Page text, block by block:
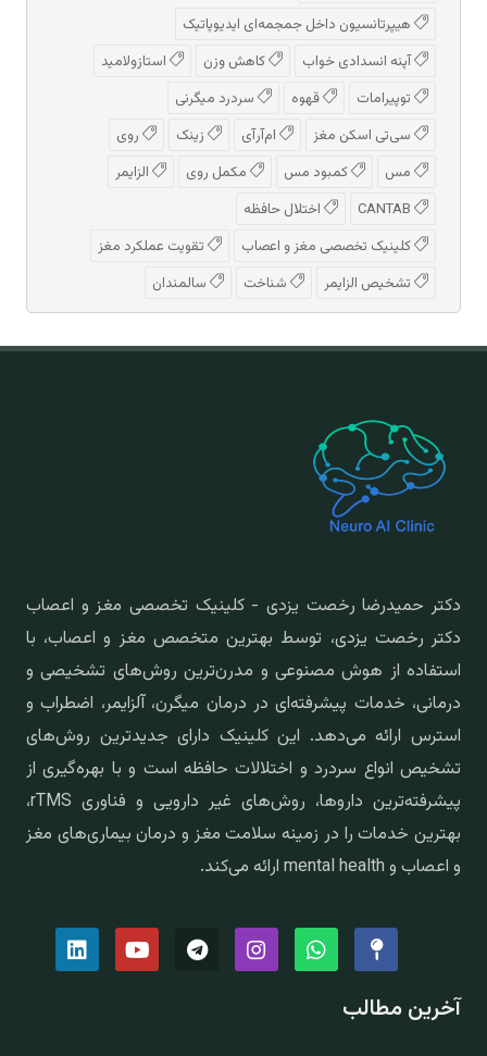
هیپرتانسیون داخل جمجمه‌ای ایدیوپاتیک
آپنه انسدادی خواب
کاهش وزن
استازولامید
توپیرامات
قهوه
سردرد میگرنی
سی‌تی اسکن مغز
ام‌آر‌آی زینک
روی
مس
کمبود مس مکمل روی
الزایمر
اختلال حافظه
کلینیک تخصصی مغز و اعصاب
تقویت عملکرد مغز
تشخیص الزایمر
شناخت سالمندان
دکتر حمیدرضا رخصت یزدی - کلینیک تخصصی مغز و اعصاب
دکتر رخصت یزدی، توسط بهترین متخصص مغز و اعصاب، با
استفاده از هوش مصنوعی و مدرن‌ترین روش‌های تشخیصی و
درمانی، خدمات پیشرفته‌ای در درمان میگرن، آلزایمر، اضطراب و
استرس ارائه می‌دهد. این کلینیک دارای جدیدترین روش‌های
تشخیص انواع سردرد و اختلالات حافظه است و با بهره‌گیری از
پیشرفته‌ترین داروها، روش‌های غیر دارویی و فناوری rTMS،
بهترین خدمات را در زمینه سلامت مغز و درمان بیماری‌های مغز
و اعصاب و mental health ارائه می‌کند.
آخرین مطالب